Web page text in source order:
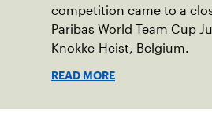
competition came to a
Paribas World Team Cup
Knokke-Heist, Belgium.
READ MORE